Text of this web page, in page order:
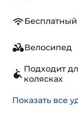
Велосипед
Подходит
колясках
Показать все